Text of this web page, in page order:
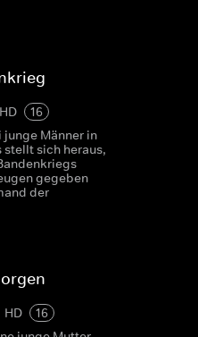
HD
16
Männer in
stellt sich heraus,
gegeben
der
HD
16